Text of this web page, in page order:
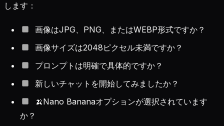
します：
画像はJPG、PNG、またはWEBP形式ですか？
画像サイズは2048ピクセル未満ですか？
プロンプトは明確で具体的ですか？
新しいチャットを開始してみましたか？
🍌Nano Bananaオプションが選択されています
か？